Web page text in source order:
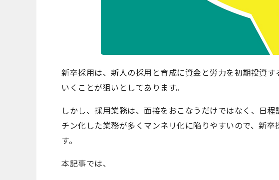
新卒採用は、新人の採用と育成に資金と労力を初期投資
いくことが狙いとしてあります。
しかし、採用業務は、面接をおこなうだけではなく、日
チン化した業務が多く マンネリ化に陥りやすいので、新
す。
本記事では、